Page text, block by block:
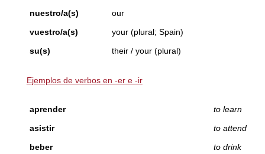
nuestro/a(s)
our
vuestro/a(s)
your (plural; Spain)
su(s)
their / your (plural)
Ejemplos de verbos en -er e -ir
aprender
to learn
asistir
to attend
beber
to drink